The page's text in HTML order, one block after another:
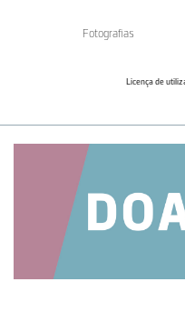
Fotografias
Licença de